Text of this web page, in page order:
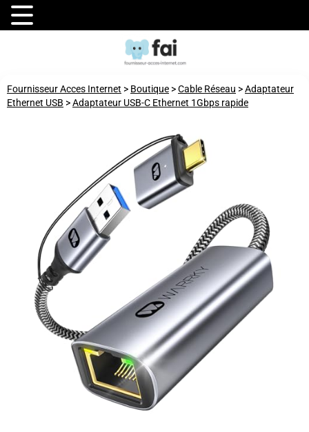
Fournisseur Acces Internet > Boutique >Cable Réseau >Adaptateur
Ethernet USB >Adaptateur USB-C Ethernet 1Gbps rapide